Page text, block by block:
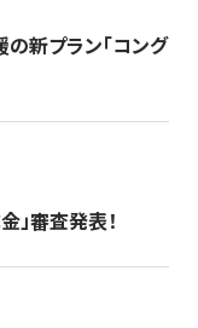
の新プラン「コング
」審査発表！